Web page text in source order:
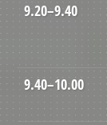
9.20–9.40
9.40–10.00